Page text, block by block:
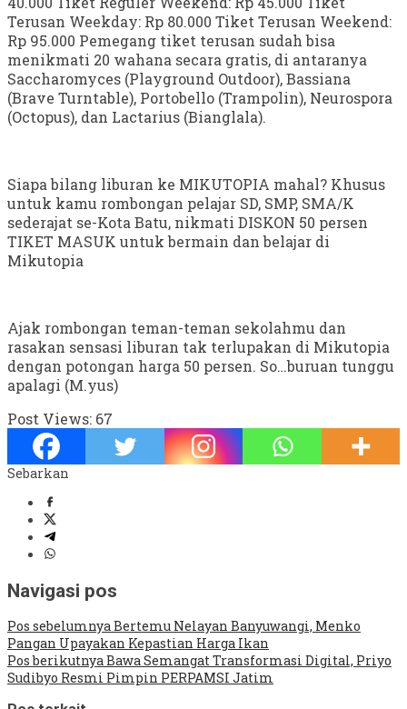
Terusan Weekday: Rp 80.000 Tiket Terusan Weekend:
Rp 95.000 Pemegang tiket terusan sudah bisa
menikmati 20 wahana secara gratis, di antaranya
Saccharomyces (Playground Outdoor), Bassiana
(Brave Turntable), Portobello (Trampolin), Neurospora
(Octopus), dan Lactarius (Bianglala).
Siapa bilang liburan ke MIKUTOPIA mahal? Khusus
untuk kamu rombongan pelajar SD, SMP, SMA/K
sederajat se-Kota Batu, nikmati DISKON 50 persen
TIKET MASUK untuk bermain dan belajar di
Mikutopia
Ajak rombongan teman-teman sekolahmu dan
rasakan sensasi liburan tak terlupakan di Mikutopia
dengan potongan harga 50 persen. So…buruan tunggu
apalagi (M.yus)
Post Views: 67
Sebarkan
Navigasi pos
Pos sebelumnyaBertemu Nelayan Banyuwangi, Menko
Pangan Upayakan Kepastian Harga Ikan
Pos berikutnyaBawa Semangat Transformasi Digital, Priyo
Sudibyo Resmi Pimpin PERPAMSI Jatim